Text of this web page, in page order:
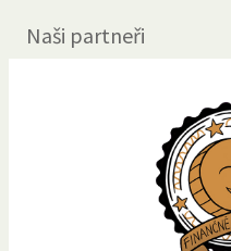
Naši partneři